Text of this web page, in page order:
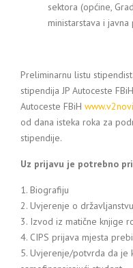
sektora (općine,
ministarstava i javna
Preliminarnu listu
stipendija JP Autoceste
Autoceste FBiH
od dana isteka roka za
stipendije.
Uz prijavu je potrebno
1. Biografiju
2. Uvjerenje o državljanstvu
3. Izvod iz matične knjige
4. CIPS prijava mjesta
5. Uvjerenje/potvrda da je